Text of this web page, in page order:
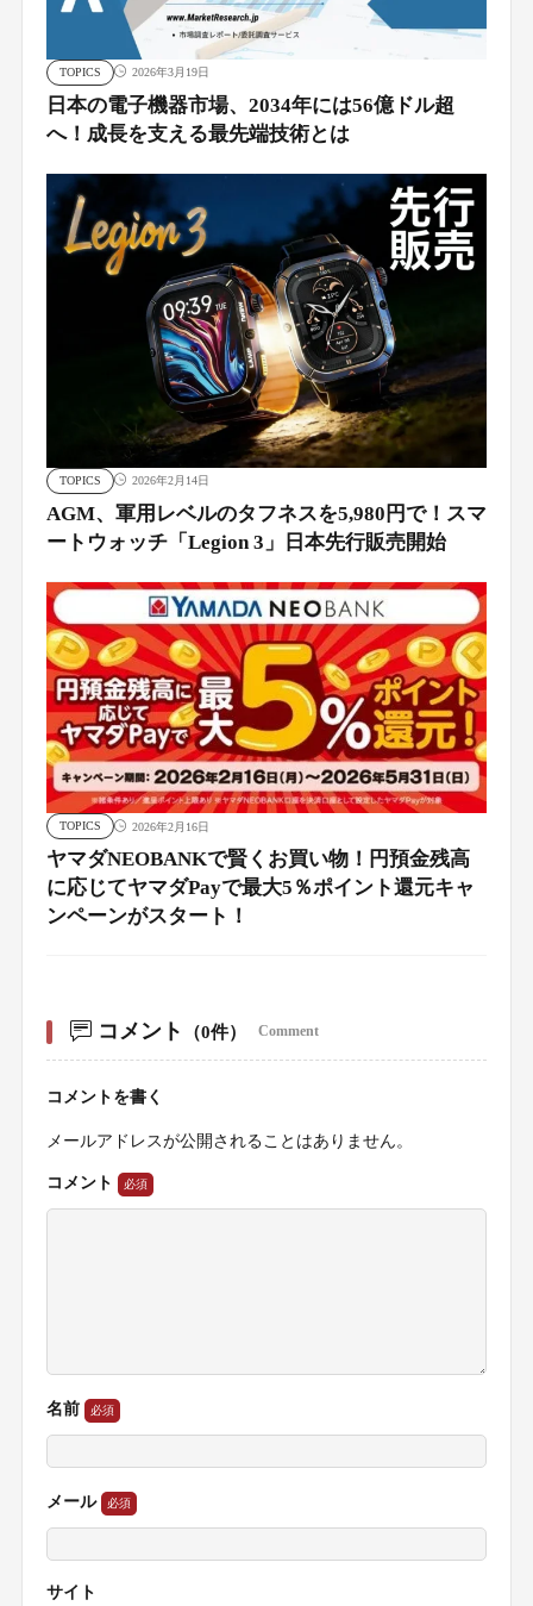
TOPICS 2026年3月19日
日本の電子機器市場、2034年には56億ドル超
へ！成長を支える最先端技術とは
TOPICS 2026年2月14日
AGM、軍用レベルのタフネスを5,980円で！スマ
ートウォッチ「Legion 3」日本先行販売開始
TOPICS 2026年2月16日
ヤマダNEOBANKで賢くお買い物！円預金残高
に応じてヤマダPayで最大5％ポイント還元キャ
ンペーンがスタート！
コメント （0件） Comment
コメントを書く
メールアドレスが公開されることはありません。
コメント
名前
メール
サイト